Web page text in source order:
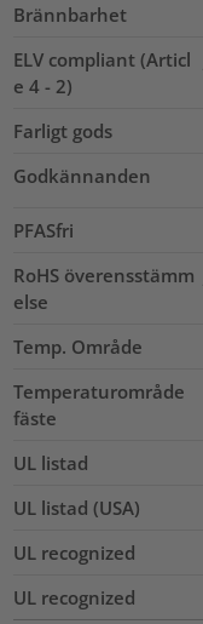
Brännbarhet
ELV compliant (Articl
e 4 - 2)
Farligt gods
Godkännanden
PFASfri
RoHS överensstämm
else
Temp. Område
Temperaturområde
fäste
UL listad
UL listad (USA)
UL recognized
UL recognized